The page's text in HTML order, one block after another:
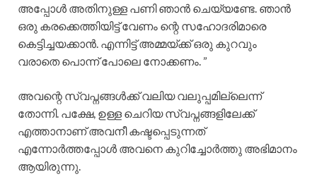
അപ്പോൾ അതിനുള്ള പണി ഞാൻ ചെയ്യണ്ടേ. ഞാൻ
ഒരു കരക്കെത്തിയിട്ട് വേണം ന്റെ സഹോദരിമാരെ
കെട്ടിച്ചയക്കാൻ. എന്നിട്ട് അമ്മയ്ക്ക് ഒരു കുറവും
വരാതെ പൊന്ന് പോലെ നോക്കണം. ”
അവന്റെ സ്വപ്നങ്ങൾക്ക് വലിയ വലുപ്പമില്ലെന്ന്
തോന്നി. പക്ഷേ, ഉള്ള ചെറിയ സ്വപ്നങ്ങളിലേക്ക്
എത്താനാണ് അവനീ കഷ്ടപ്പെടുന്നത്
എന്നോർത്തപ്പോൾ അവനെ കുറിച്ചോർത്തു അഭിമാനം
ആയിരുന്നു.